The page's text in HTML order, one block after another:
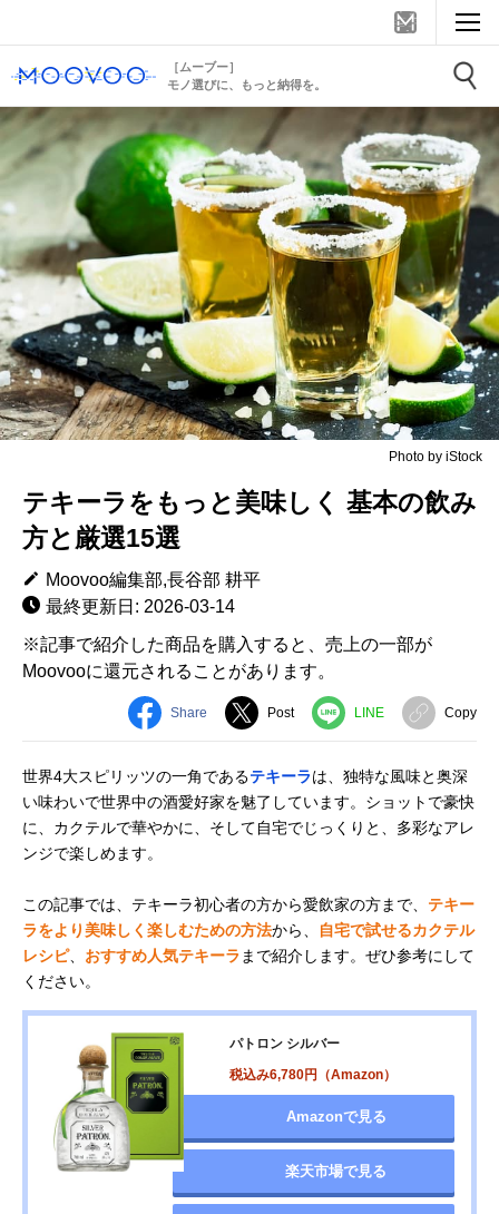
［ムーブー］
モノ選びに、もっと納得を。
Photo by iStock
テキーラをもっと美味しく 基本の飲み
方と厳選15選
Moovoo編集部,長谷部 耕平
最終更新日: 2026-03-14
※記事で紹介した商品を購入すると、売上の一部が
Moovooに還元されることがあります。
Share Post LINE Copy
世界4大スピリッツの一角であるテキーラは、独特な風味と奥深
い味わいで世界中の酒愛好家を魅了しています。ショットで豪快
に、カクテルで華やかに、そして自宅でじっくりと、多彩なアレ
ンジで楽しめます。
この記事では、テキーラ初心者の方から愛飲家の方まで、 テキー
ラをより美味しく楽しむための方法から、
自宅で試せるカクテル
レシピ、 おすすめ人気テキーラ まで紹介します。ぜひ参考にして
ください。
パトロン シルバー
税込み6,780円（Amazon）
Amazonで見る
楽天市場で見る